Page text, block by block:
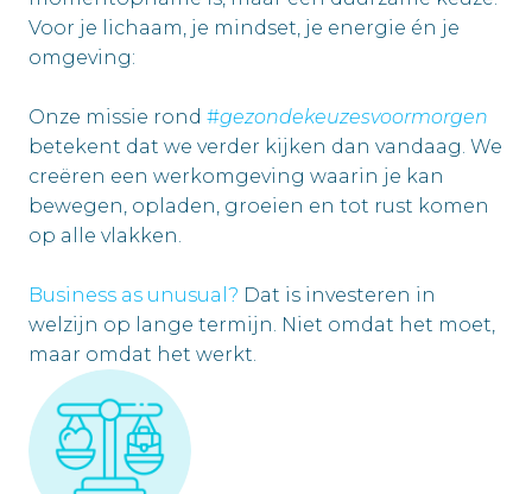
Voor je lichaam, je mindset, je energie én je
omgeving:
Onze missie rond #gezondekeuzesvoormorgen
betekent dat we verder kijken dan vandaag. We
creëren een werkomgeving waarin je kan
bewegen, opladen, groeien en tot rust komen
op alle vlakken.
Business as unusual? Dat is investeren in
welzijn op lange termijn. Niet omdat het moet,
maar omdat het werkt.